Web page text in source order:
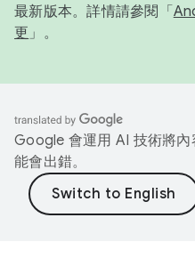
最新版本。詳情請參閱「
更 」。
Google 會運用 AI 技術將
能會出錯。